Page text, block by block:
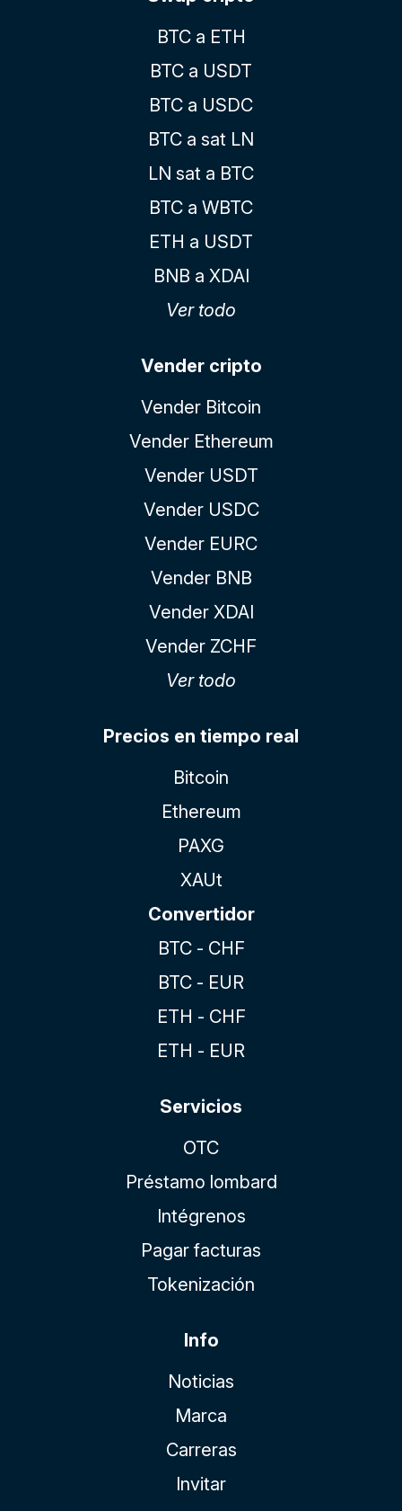
BTC a ETH
BTC a USDT
BTC a USDC
BTC a sat LN
LN sat a BTC
BTC a WBTC
ETH a USDT
BNB a XDAI
Ver todo
Vender cripto
Vender Bitcoin
Vender Ethereum
Vender USDT
Vender USDC
Vender EURC
Vender BNB
Vender XDAI
Vender ZCHF
Ver todo
Precios en tiempo real
Bitcoin
Ethereum
PAXG
XAUt
Convertidor
BTC - CHF
BTC - EUR
ETH - CHF
ETH - EUR
Servicios
OTC
Préstamo lombard
Intégrenos
Pagar facturas
Tokenización
Info
Noticias
Marca
Carreras
Invitar